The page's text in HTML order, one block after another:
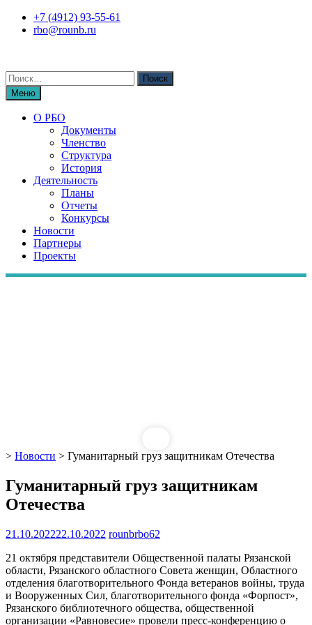
Перейти+7 (4912) 93-55-61
rbo@rounb.ru
Поиск
по:Меню
О РБО
Документы
Членство
Структура
История
Деятельность
Планы
Отчеты
Конкурсы
Новости
Партнеры
Проекты
> Новости > Гуманитарный груз защитникам Отечества
Гуманитарный груз защитникам
Отечества
21.10.202222.10.2022 rounbrbo62
21 октября представители Общественной палаты Рязанской
области, Рязанского областного Совета женщин, Областного
отделения благотворительного Фонда ветеранов войны, труда
и Вооруженных Сил, благотворительного фонда «Форпост»,
Рязанского библиотечного общества, общественной
организации «Равновесие» провели пресс-конференцию о